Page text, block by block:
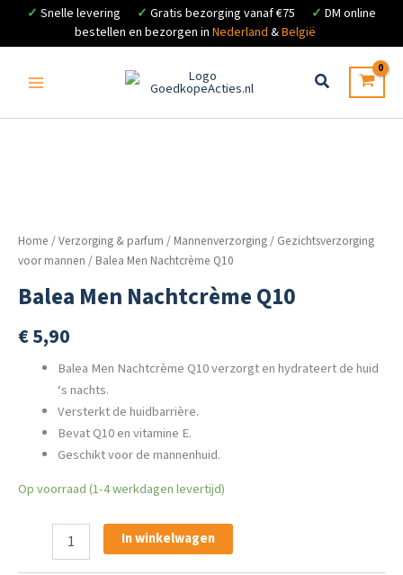
✓ Snelle levering ✓ Gratis bezorging vanaf €75 ✓ DM online
bestellen en bezorgen in Nederland &België
inhoud
Home /Verzorging & parfum / Mannenverzorging/ Gezichtsverzorging
voor mannen / Balea Men Nachtcrème Q10
Balea Men Nachtcrème Q10
€5,90
Balea Men Nachtcrème Q10 verzorgt en hydrateert de huid
‘s nachts.
Versterkt de huidbarrière.
Bevat Q10 en vitamine E.
Geschikt voor de mannenhuid.
Op voorraad (1-4 werkdagen levertijd)
In winkelwagen